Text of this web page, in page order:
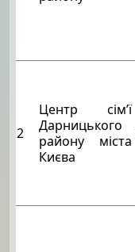
2
Центр сім’ї
Дарницького
району міста
Києва